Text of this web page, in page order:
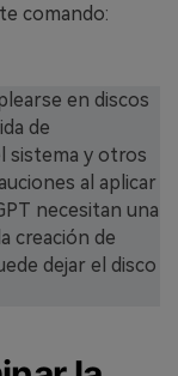
comando:
en discos
de
sistema y otros
al aplicar
necesitan una
creación de
dejar el disco